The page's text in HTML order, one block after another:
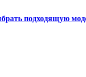
подходящую